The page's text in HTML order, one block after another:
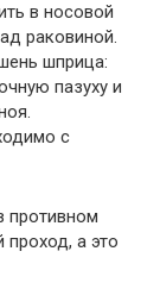
в носовой
раковиной.
шприца:
пазуху и
с
противном
проход, а это